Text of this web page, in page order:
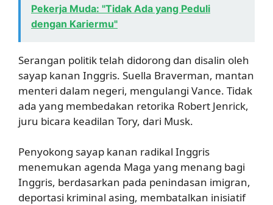
Pekerja Muda: "Tidak Ada yang Peduli
dengan Kariermu"
Serangan politik telah didorong dan disalin oleh
sayap kanan Inggris. Suella Braverman, mantan
menteri dalam negeri, mengulangi Vance. Tidak
ada yang membedakan retorika Robert Jenrick,
juru bicara keadilan Tory, dari Musk.
Penyokong sayap kanan radikal Inggris
menemukan agenda Maga yang menang bagi
Inggris, berdasarkan pada penindasan imigran,
deportasi kriminal asing, membatalkan inisiatif